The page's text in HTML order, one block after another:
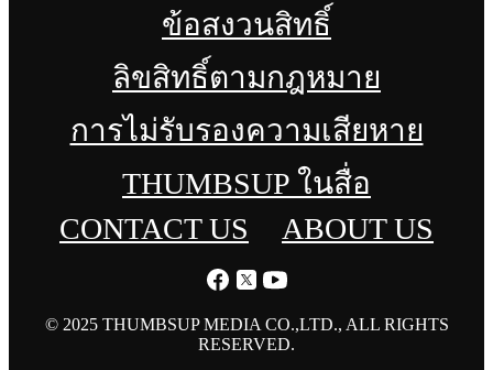
ข้อสงวนสิทธิ์
ลิขสิทธิ์ตามกฎหมาย
การไม่รับรองความเสียหาย
THUMBSUP ในสื่อ
CONTACT US
ABOUT US
© 2025 THUMBSUP MEDIA CO.,LTD., ALL RIGHTS
RESERVED.